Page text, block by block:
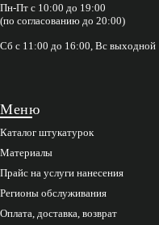
Пн-Пт с 10:00 до 19:00
(по согласованию до 20:00)
Сб с 11:00 до 16:00, Вс выходной
Меню
Каталог штукатурок
Материалы
Прайс на услуги нанесения
Регионы обслуживания
Оплата, доставка, возврат